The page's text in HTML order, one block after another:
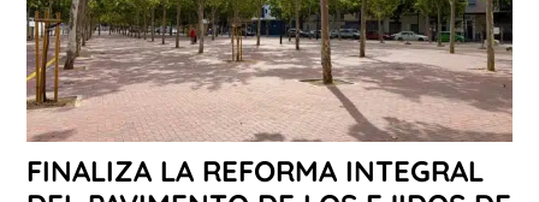
FINALIZA LA REFORMA INTEGRAL